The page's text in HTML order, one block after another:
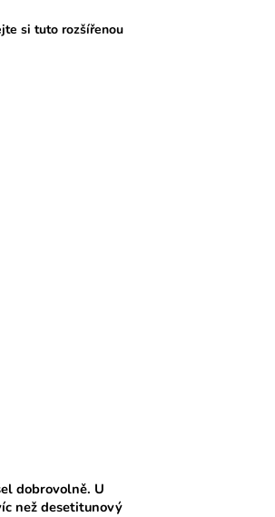
si tuto rozšířenou
dobrovolně. U
než desetitunový